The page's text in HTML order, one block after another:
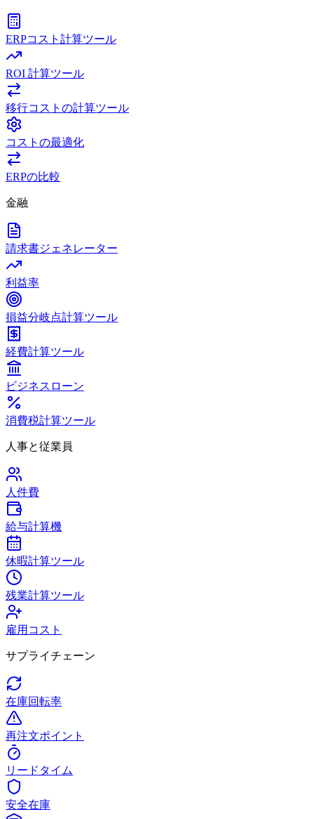
ERPコスト計算ツール
ROI 計算ツール
移行コストの計算ツール
コストの最適化
ERPの比較
金融
請求書ジェネレーター
利益率
損益分岐点計算ツール
経費計算ツール
ビジネスローン
消費税計算ツール
人事と従業員
人件費
給与計算機
休暇計算ツール
残業計算ツール
雇用コスト
サプライチェーン
在庫回転率
再注文ポイント
リードタイム
安全在庫